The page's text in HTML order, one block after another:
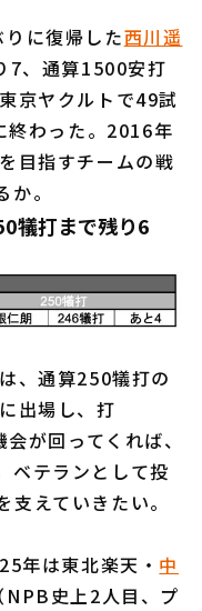
に復帰した西川遥
7、通算1500安打
京ヤクルトで49試
終わった。2016年
目指すチームの戦
。
犠打まで残り6
、通算250犠打の
出場し、打
が回ってくれば、
ベテランとして投
えていきたい。
年は東北楽天・ 中
史上2人目、プ